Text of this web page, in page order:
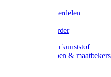
Koelift onderdelen
Uieronthaarder
Voerbakken kunststof
Voerscheppen & maatbekers